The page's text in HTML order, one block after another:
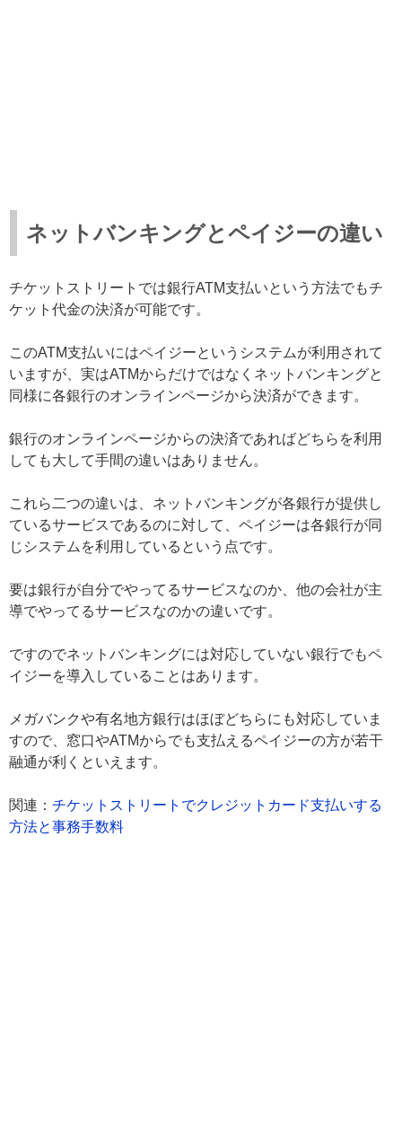
ネットバンキングとペイジーの違い
チケットストリートでは銀行ATM支払いという方法でもチ
ケット代金の決済が可能です。
このATM支払いにはペイジーというシステムが利用されて
いますが、実はATMからだけではなくネットバンキングと
同様に各銀行のオンラインページから決済ができます。
銀行のオンラインページからの決済であればどちらを利用
しても大して手間の違いはありません。
これら二つの違いは、ネットバンキングが各銀行が提供し
ているサービスであるのに対して、ペイジーは各銀行が同
じシステムを利用しているという点です。
要は銀行が自分でやってるサービスなのか、他の会社が主
導でやってるサービスなのかの違いです。
ですのでネットバンキングには対応していない銀行でもペ
イジーを導入していることはあります。
メガバンクや有名地方銀行はほぼどちらにも対応していま
すので、窓口やATMからでも支払えるペイジーの方が若干
融通が利くといえます。
関連： チケットストリートでクレジットカード支払いする
方法と事務手数料